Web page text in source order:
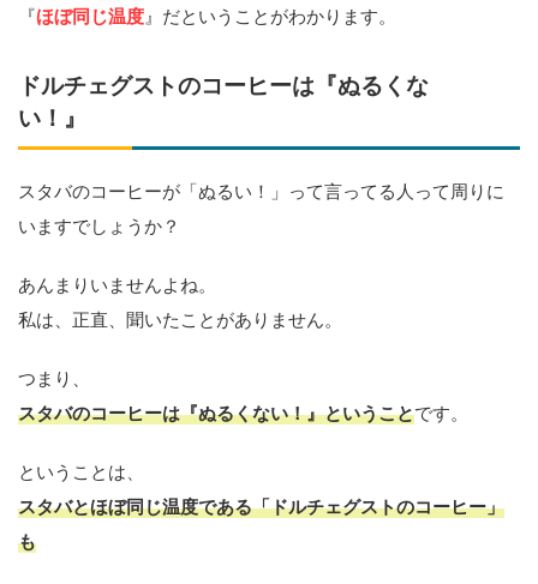
『ほぼ同じ温度』だということがわかります。
ドルチェグストのコーヒーは『ぬるくな
い！』
スタバのコーヒーが「ぬるい！」って言ってる人って周りに
いますでしょうか？
あんまりいませんよね。
私は、正直、聞いたことがありません。
つまり、
スタバのコーヒーは『ぬるくない！』ということです。
ということは、
スタバとほぼ同じ温度である「ドルチェグストのコーヒー」
も